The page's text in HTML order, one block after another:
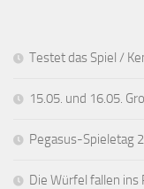
Testet das Spiel /
15.05. und 16.05.
Pegasus-Spieletag
Die Würfel fallen